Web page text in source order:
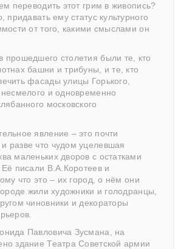
переводить этот грим в живопись?
придавать ему статус культурного
от того, какими смыслами он
прошедшего столетия были те, кто
башни и трибуны, и те, кто
фасады улицы Горького,
и одновременно
московского
явление – это почти
разве что чудом уцелевшая
маленьких дворов с остатками
писали В.А.Коротеев и
что это – их город, о нём они
жили художники и голодранцы,
чиновники и декораторы
Павловича Зусмана, на
здание Театра Советской армии